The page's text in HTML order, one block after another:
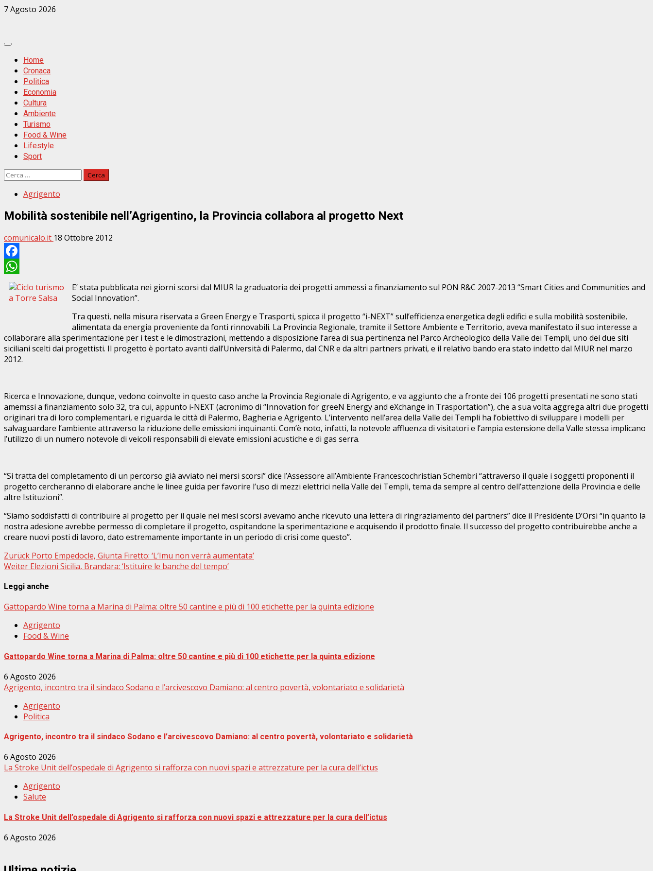
Zum
7 Agosto 2026
Primäres
MenüHome
Cronaca
Politica
Economia
Cultura
Ambiente
Turismo
Food & Wine
Lifestyle
Sport
Ricerca
Agrigento
Mobilità sostenibile nell’Agrigentino, la Provincia collabora al progetto Next
comunicalo.it 18 Ottobre 2012
Facebook
WhatsApp
E’ stata pubblicata nei giorni scorsi dal MIUR la graduatoria dei progetti ammessi a finanziamento sul PON R&C 2007-2013 “Smart Cities and Communities and
Social Innovation”.
Tra questi, nella misura riservata a Green Energy e Trasporti, spicca il progetto “i-NEXT” sull’efficienza energetica degli edifici e sulla mobilità sostenibile,
alimentata da energia proveniente da fonti rinnovabili. La Provincia Regionale, tramite il Settore Ambiente e Territorio, aveva manifestato il suo interesse a
collaborare alla sperimentazione per i test e le dimostrazioni, mettendo a disposizione l’area di sua pertinenza nel Parco Archeologico della Valle dei Templi, uno dei due siti
siciliani scelti dai progettisti. Il progetto è portato avanti dall’Università di Palermo, dal CNR e da altri partners privati, e il relativo bando era stato indetto dal MIUR nel marzo
2012.
Ricerca e Innovazione, dunque, vedono coinvolte in questo caso anche la Provincia Regionale di Agrigento, e va aggiunto che a fronte dei 106 progetti presentati ne sono stati
amemssi a finanziamento solo 32, tra cui, appunto i-NEXT (acronimo di “Innovation for greeN Energy and eXchange in Trasportation”), che a sua volta aggrega altri due progetti
originari tra di loro complementari, e riguarda le città di Palermo, Bagheria e Agrigento. L’intervento nell’area della Valle dei Templi ha l’obiettivo di sviluppare i modelli per
salvaguardare l’ambiente attraverso la riduzione delle emissioni inquinanti. Com’è noto, infatti, la notevole affluenza di visitatori e l’ampia estensione della Valle stessa implicano
l’utilizzo di un numero notevole di veicoli responsabili di elevate emissioni acustiche e di gas serra.
“Si tratta del completamento di un percorso già avviato nei mersi scorsi” dice l’Assessore all’Ambiente Francescochristian Schembri “attraverso il quale i soggetti proponenti il
progetto cercheranno di elaborare anche le linee guida per favorire l’uso di mezzi elettrici nella Valle dei Templi, tema da sempre al centro dell’attenzione della Provincia e delle
altre Istituzioni”.
“Siamo soddisfatti di contribuire al progetto per il quale nei mesi scorsi avevamo anche ricevuto una lettera di ringraziamento dei partners” dice il Presidente D’Orsi “in quanto la
nostra adesione avrebbe permesso di completare il progetto, ospitandone la sperimentazione e acquisendo il prodotto finale. Il successo del progetto contribuirebbe anche a
creare nuovi posti di lavoro, dato estremamente importante in un periodo di crisi come questo”.
Beitragsnavigation
Zurück Porto Empedocle, Giunta Firetto: ‘L’Imu non verrà aumentata’
Weiter Elezioni Sicilia, Brandara: ‘Istituire le banche del tempo’
Leggi anche
Gattopardo Wine torna a Marina di Palma: oltre 50 cantine e più di 100 etichette per la quinta edizione
Agrigento
Food & Wine
Gattopardo Wine torna a Marina di Palma: oltre 50 cantine e più di 100 etichette per la quinta edizione
6 Agosto 2026
Agrigento, incontro tra il sindaco Sodano e l’arcivescovo Damiano: al centro povertà, volontariato e solidarietà
Agrigento
Politica
Agrigento, incontro tra il sindaco Sodano e l’arcivescovo Damiano: al centro povertà, volontariato e solidarietà
6 Agosto 2026
La Stroke Unit dell’ospedale di Agrigento si rafforza con nuovi spazi e attrezzature per la cura dell’ictus
Agrigento
Salute
La Stroke Unit dell’ospedale di Agrigento si rafforza con nuovi spazi e attrezzature per la cura dell’ictus
6 Agosto 2026